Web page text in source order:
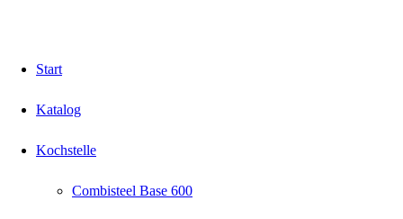
Start
Katalog
Kochstelle
Combisteel Base 600